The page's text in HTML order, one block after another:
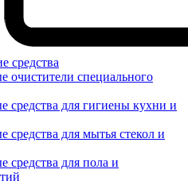
средства
очистители специального
средства для гигиены кухни и
средства для мытья стекол и
средства для пола и